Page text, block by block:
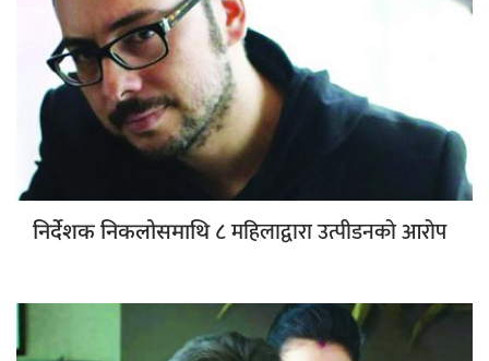
निर्देशक निकलोसमाथि८ महिलाद्वारा उत्पीडनको आरोप